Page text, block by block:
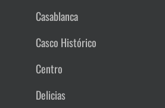
Casablanca
Casco Histórico
Centro
Delicias